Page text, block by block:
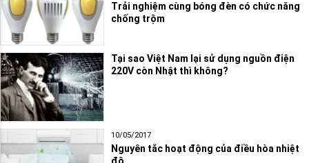
Trải nghiệm cùng bóng đèn có chức năng
chống trộm
Tại sao Việt Nam lại sử dụng nguồn điện
220V còn Nhật thì không?
10/05/2017
Nguyên tắc hoạt động của điều hòa nhiệt